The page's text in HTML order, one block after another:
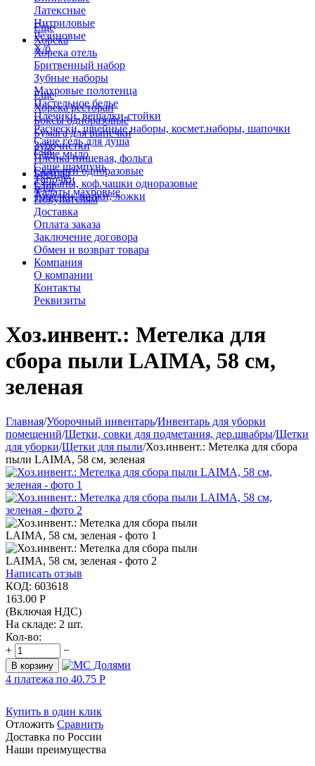
Латексные
Нитриловые
Резиновые
Х/б
Еще
Хорека
Хорека отель
Бритвенный набор
Зубные наборы
Махровые полотенца
Пастельное белье
Плечики, вешалки-стойки
Расчески, швейные наборы, космет.наборы, шапочки
Саше гель для душа
Саше мыло
Саше шампунь
Тапочки
Халаты махровые
Еще
Хорека ресторан
Боксы одноразовые
Бумага для выпечки
Зубочистки
Пленка пищевая, фольга
Скатерти одноразовые
Стаканы, коф.чашки одноразовые
Тарелки, вилки, ложки
Еще
Бренды
Блог
Покупателям
Доставка
Оплата заказа
Заключение договора
Обмен и возврат товара
Компания
О компании
Контакты
Реквизиты
Хоз.инвент.: Метелка для
сбора пыли LAIMA, 58 см,
зеленая
Главная/Уборочный инвентарь/Инвентарь для уборки
помещений/Щетки, совки для подметания, дер.швабры/Щетки
для уборки/Щетки для пыли/Хоз.инвент.: Метелка для сбора
пыли LAIMA, 58 см, зеленая
Написать отзыв
КОД: 603618
163.00 Р
(Включая НДС)
На складе: 2 шт.
Кол-во:
+
−
В корзину
4 платежа по 40.75 Р
Купить в один клик
Отложить Сравнить
Доставка по России
Наши преимущества